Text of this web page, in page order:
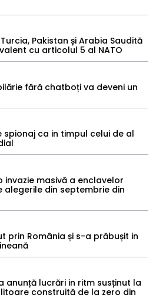
Pakistan și Arabia Saudită
cu articolul 5 al NATO
fără chatboți va deveni un
spionaj ca in timpul celui de al
invazie masivă a enclavelor
alegerile din septembrie din
prin România și s-a prăbușit in
anunță lucrări in ritm susținut la
construită de la zero din